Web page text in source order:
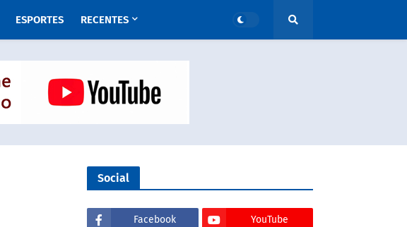
ESPORTES RECENTES
Social
Facebook YouTube